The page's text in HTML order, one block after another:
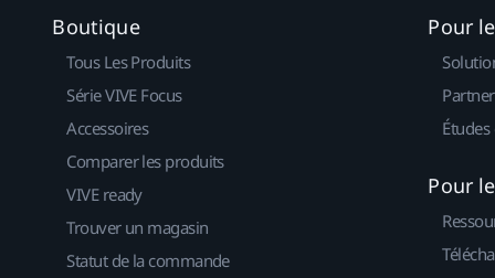
Boutique
Tous Les Produits
Série VIVE Focus
Accessoires
Comparer les produits
VIVE ready
Trouver un magasin
Statut de la commande
Pour
Études
Pour